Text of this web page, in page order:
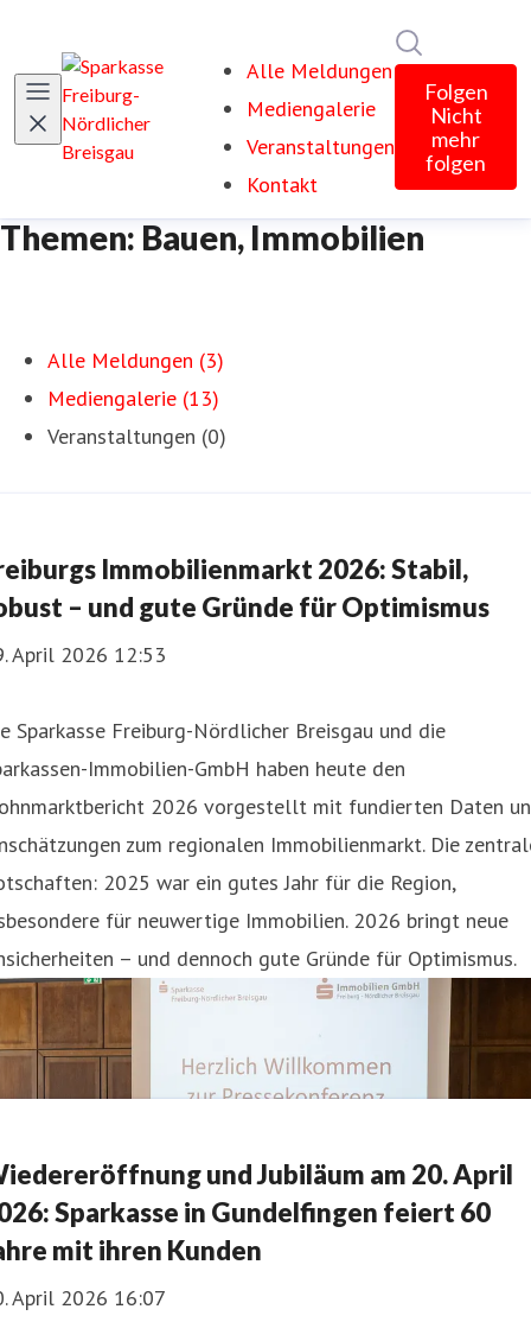
Alle Meldungen
Mediengalerie
Veranstaltungen
Kontakt
Folgen
Nicht
mehr
folgen
Themen: Bauen, Immobilien
Alle Meldungen (3)
Mediengalerie (13)
Veranstaltungen (0)
Immobilienmarkt 2026: Stabil,
– und gute Gründe für Optimismus
April 2026 12:53
Sparkasse Freiburg-Nördlicher Breisgau und die
Immobilien-GmbH haben heute den
2026 vorgestellt mit fundierten Daten
zum regionalen Immobilienmarkt. Die
2025 war ein gutes Jahr für die Region,
für neuwertige Immobilien. 2026 bringt neue
– und dennoch gute Gründe für Optimismus.
und Jubiläum am 20. April
Sparkasse in Gundelfingen feiert 60
mit ihren Kunden
April 2026 16:07